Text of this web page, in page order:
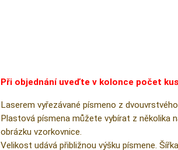
Při objednání uveďte v kolonce počet
Laserem vyřezávané písmeno z
Plastová písmena můžete vybírat z několika
obrázku vzorkovnice.
Velikost udává přibližnou výšku písmene.